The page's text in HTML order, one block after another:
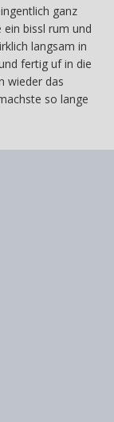
ganz
bissl rum und
langsam in
fertig uf in die
wieder das
so lange